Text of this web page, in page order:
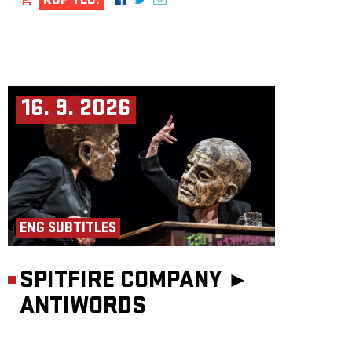
16. 9. 2026
ENG SUBTITLES
SPITFIRE COMPANY ►
ANTIWORDS